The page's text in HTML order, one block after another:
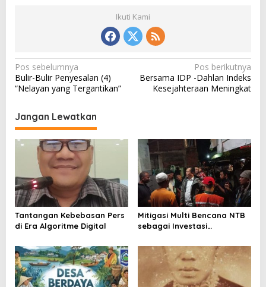
Ikuti Kami
N
a
i
g
a
i
p
o
s
Pos sebelumnya
Bulir-Bulir Penyesalan (4)
“Nelayan yang Tergantikan”
Pos berikutnya
Bersama IDP -Dahlan Indeks
Kesejahteraan Meningkat
Jangan Lewatkan
Tantangan Kebebasan Pers
di Era Algoritme Digital
Mitigasi Multi Bencana NTB
sebagai Investasi